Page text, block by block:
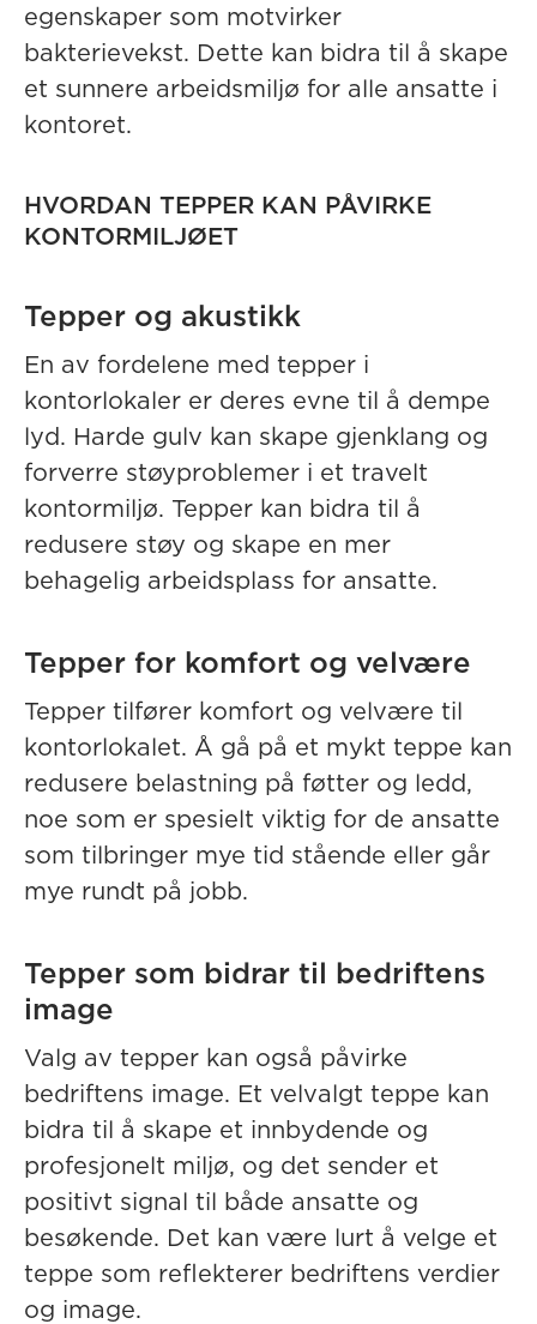
egenskaper som motvirker
bakterievekst. Dette kan bidra til å skape
et sunnere arbeidsmiljø for alle ansatte i
kontoret.
HVORDAN TEPPER KAN PÅVIRKE
KONTORMILJØET
Tepper og akustikk
En av fordelene med tepper i
kontorlokaler er deres evne til å dempe
lyd. Harde gulv kan skape gjenklang og
forverre støyproblemer i et travelt
kontormiljø. Tepper kan bidra til å
redusere støy og skape en mer
behagelig arbeidsplass for ansatte.
Tepper for komfort og velvære
Tepper tilfører komfort og velvære til
kontorlokalet. Å gå på et mykt teppe kan
redusere belastning på føtter og ledd,
noe som er spesielt viktig for de ansatte
som tilbringer mye tid stående eller går
mye rundt på jobb.
Tepper som bidrar til bedriftens
image
Valg av tepper kan også påvirke
bedriftens image. Et velvalgt teppe kan
bidra til å skape et innbydende og
profesjonelt miljø, og det sender et
positivt signal til både ansatte og
besøkende. Det kan være lurt å velge et
teppe som reflekterer bedriftens verdier
og image.